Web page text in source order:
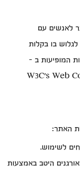
לאנשים עם
לגלוש בו בקלות
המופיעות ב -
W3C's Web
האתר:
לשימוש.
היטב באמצעות